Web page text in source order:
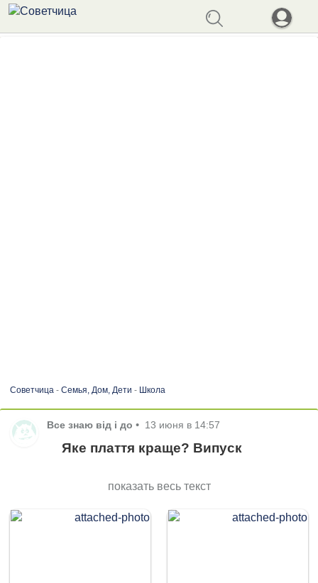
Советчица- Семья, Дом, Дети - Школа
Все знаю від і до • 13 июня в 14:57
Яке плаття краще? Випуск
показать весь текст